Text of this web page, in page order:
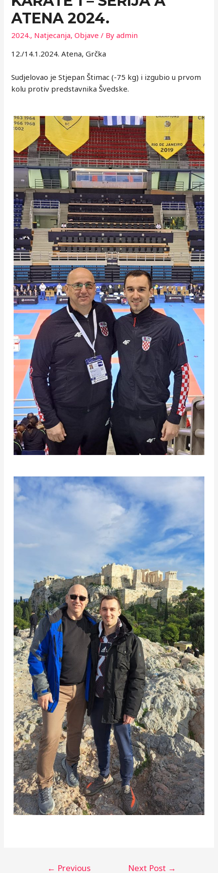
ATENA 2024.
2024., Natjecanja,Objave / Byadmin
12./14.1.2024. Atena, Grčka
Sudjelovao je Stjepan Štimac (-75 kg) i izgubio u prvom
kolu protiv predstavnika Švedske.
← Previous Next Post →